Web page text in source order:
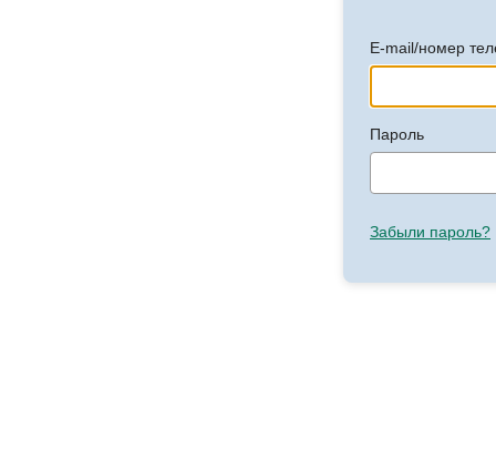
E-mail/номер
Пароль
Забыли пароль?